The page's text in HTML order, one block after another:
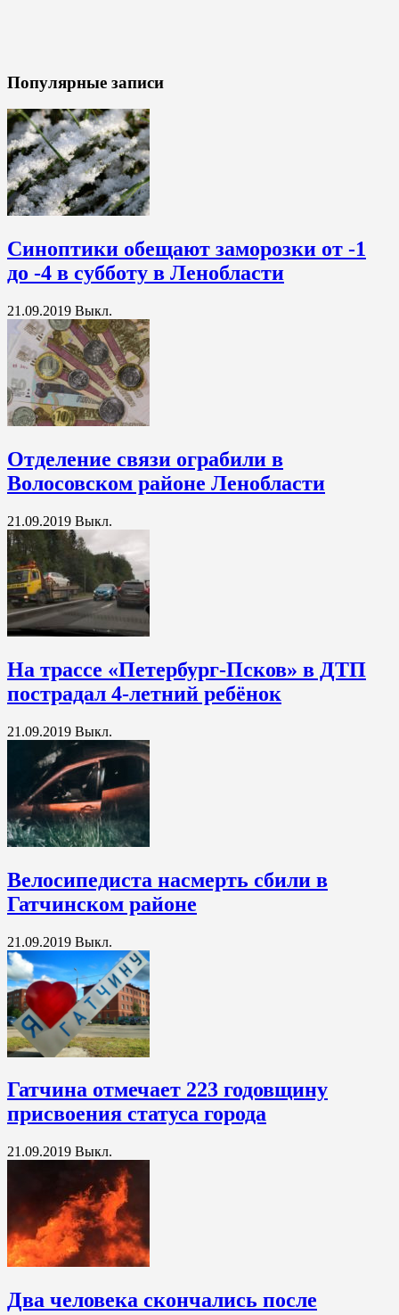
Популярные записи
Синоптики обещают заморозки от -1
до -4 в субботу в Ленобласти
21.09.2019 Выкл.
Отделение связи ограбили в
Волосовском районе Ленобласти
21.09.2019 Выкл.
На трассе «Петербург-Псков» в ДТП
пострадал 4-летний ребёнок
21.09.2019 Выкл.
Велосипедиста насмерть сбили в
Гатчинском районе
21.09.2019 Выкл.
Гатчина отмечает 223 годовщину
присвоения статуса города
21.09.2019 Выкл.
Два человека скончались после